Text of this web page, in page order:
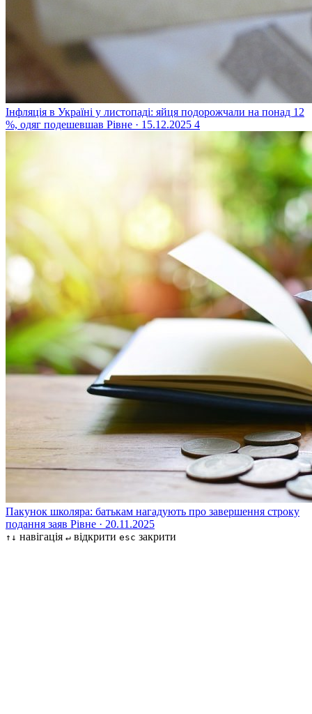
Інфляція в Україні у листопаді: яйця подорожчали на понад 12
%, одяг подешевшав Рівне · 15.12.2025 4
Пакунок школяра: батькам нагадують про завершення строку
подання заяв Рівне · 20.11.2025
↑↓ навігація ↵ відкрити esc закрити